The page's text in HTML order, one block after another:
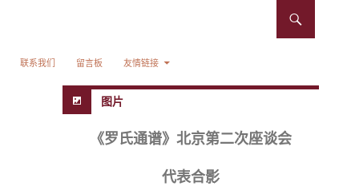
联系我们 留言板 友情链接
图片
《罗氏通谱》北京第二次座谈会
代表合影